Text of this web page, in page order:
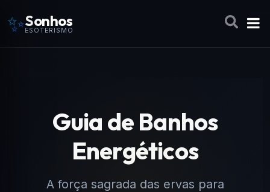
✨Sonhos
ESOTERISMO
Guia de Banhos
Energéticos
A força sagrada das ervas para